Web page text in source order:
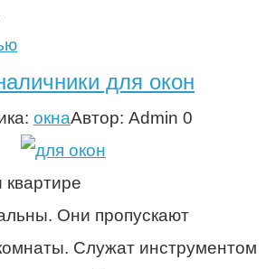
для окон
окнаАвтор: Admin 0
Они пропускают
Служат инструментом